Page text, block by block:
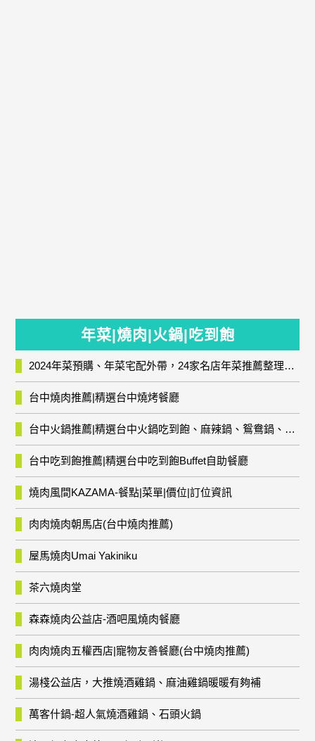
年菜|燒肉|火鍋|吃到飽
2024年菜預購、年菜宅配外帶，24家名店年菜推薦整理，圍爐輕鬆上菜團圓趣
台中燒肉推薦|精選台中燒烤餐廳
台中火鍋推薦|精選台中火鍋吃到飽、麻辣鍋、鴛鴦鍋、石頭火鍋、酸菜白肉鍋、海鮮鍋、燒酒雞、麻油雞、壽喜燒等熱門人氣火鍋店!
台中吃到飽推薦|精選台中吃到飽Buffet自助餐廳
燒肉風間KAZAMA-餐點|菜單|價位|訂位資訊
肉肉燒肉朝馬店(台中燒肉推薦)
屋馬燒肉Umai Yakiniku
茶六燒肉堂
森森燒肉公益店-酒吧風燒肉餐廳
肉肉燒肉五權西店|寵物友善餐廳(台中燒肉推薦)
湯棧公益店，大推燒酒雞鍋、麻油雞鍋暖暖有夠補
萬客什鍋-超人氣燒酒雞鍋、石頭火鍋